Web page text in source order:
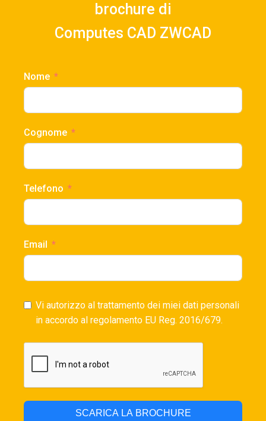
brochure di
Computes CAD ZWCAD
Nome
Cognome
Telefono
Email
Vi autorizzo al trattamento dei miei dati personali
in accordo al regolamento EU Reg. 2016/679.
SCARICA LA BROCHURE